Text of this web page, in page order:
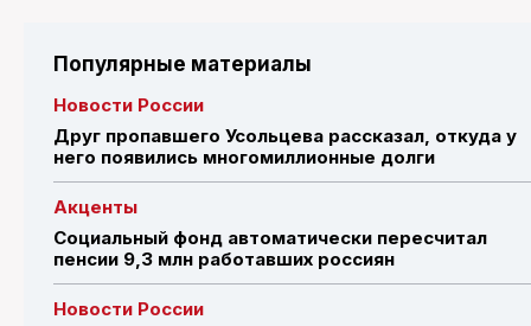
Популярные материалы
Новости России
Друг пропавшего Усольцева рассказал, откуда у
него появились многомиллионные долги
Акценты
Социальный фонд автоматически пересчитал
пенсии 9,3 млн работавших россиян
Новости России